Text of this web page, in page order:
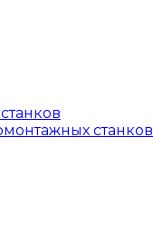
станков